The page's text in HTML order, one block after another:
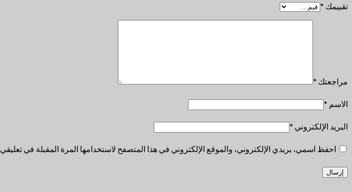
تقييمك *
مراجعتك *
الاسم *
البريد الإلكتروني *
احفظ اسمي، بريدي الإلكتروني، والموقع الإلكتروني في هذا المتصفح لاستخدامها المرة المقبلة في تعليقي.